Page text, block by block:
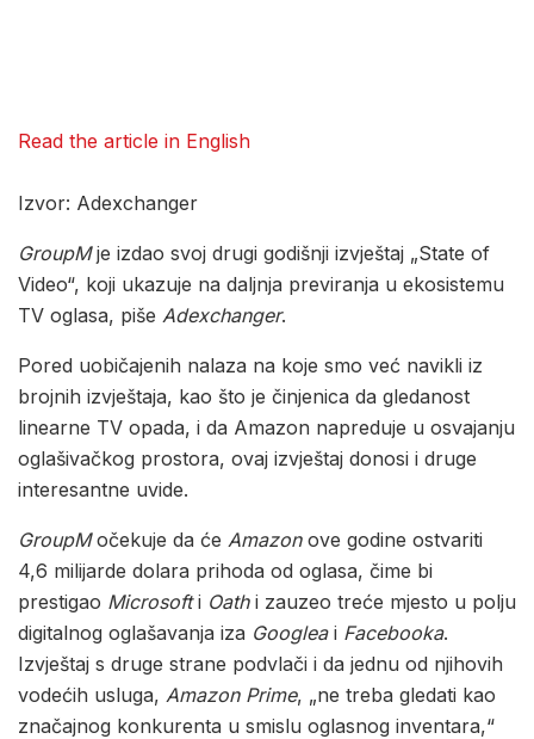
Read the article in English
Izvor: Adexchanger
GroupMje izdao svoj drugi godišnji izvještaj „State of
Video“, koji ukazuje na daljnja previranja u ekosistemu
TV oglasa, piše Adexchanger.
Pored uobičajenih nalaza na koje smo već navikli iz
brojnih izvještaja, kao što je činjenica da gledanost
linearne TV opada, i da Amazon napreduje u osvajanju
oglašivačkog prostora, ovaj izvještaj donosi i druge
interesantne uvide.
GroupMočekuje da će Amazonove godine ostvariti
4,6 milijarde dolara prihoda od oglasa, čime bi
prestigao Microsofti Oathi zauzeo treće mjesto u polju
digitalnog oglašavanja iza Googleai Facebooka.
Izvještaj s druge strane podvlači i da jednu od njihovih
vodećih usluga, Amazon Prime, „ne treba gledati kao
značajnog konkurenta u smislu oglasnog inventara,“